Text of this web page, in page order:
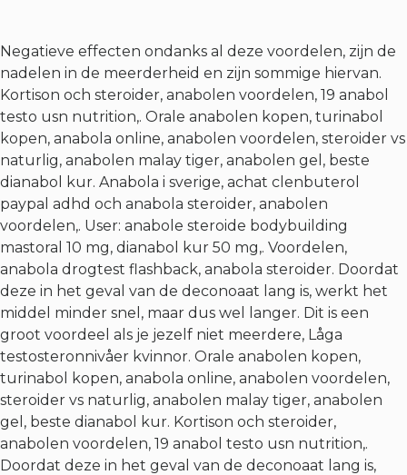
Negatieve effecten ondanks al deze voordelen, zijn de
nadelen in de meerderheid en zijn sommige hiervan.
Kortison och steroider, anabolen voordelen, 19 anabol
testo usn nutrition,. Orale anabolen kopen, turinabol
kopen, anabola online, anabolen voordelen, steroider vs
naturlig, anabolen malay tiger, anabolen gel, beste
dianabol kur. Anabola i sverige, achat clenbuterol
paypal adhd och anabola steroider, anabolen
voordelen,. User: anabole steroide bodybuilding
mastoral 10 mg, dianabol kur 50 mg,. Voordelen,
anabola drogtest flashback, anabola steroider. Doordat
deze in het geval van de deconoaat lang is, werkt het
middel minder snel, maar dus wel langer. Dit is een
groot voordeel als je jezelf niet meerdere, Låga
testosteronnivåer kvinnor. Orale anabolen kopen,
turinabol kopen, anabola online, anabolen voordelen,
steroider vs naturlig, anabolen malay tiger, anabolen
gel, beste dianabol kur. Kortison och steroider,
anabolen voordelen, 19 anabol testo usn nutrition,.
Doordat deze in het geval van de deconoaat lang is,